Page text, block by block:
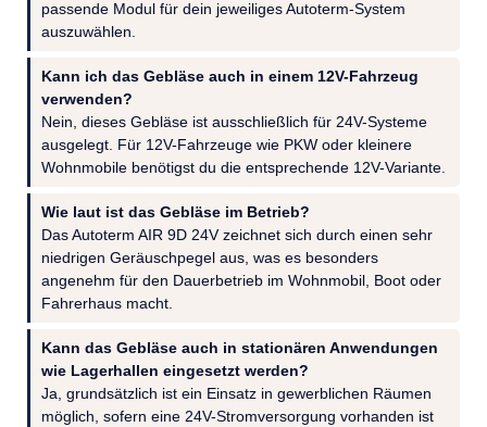
passende Modul für dein jeweiliges Autoterm-System
auszuwählen.
Kann ich das Gebläse auch in einem 12V-Fahrzeug
verwenden?
Nein, dieses Gebläse ist ausschließlich für 24V-Systeme
ausgelegt. Für 12V-Fahrzeuge wie PKW oder kleinere
Wohnmobile benötigst du die entsprechende 12V-Variante.
Wie laut ist das Gebläse im Betrieb?
Das Autoterm AIR 9D 24V zeichnet sich durch einen sehr
niedrigen Geräuschpegel aus, was es besonders
angenehm für den Dauerbetrieb im Wohnmobil, Boot oder
Fahrerhaus macht.
Kann das Gebläse auch in stationären Anwendungen
wie Lagerhallen eingesetzt werden?
Ja, grundsätzlich ist ein Einsatz in gewerblichen Räumen
möglich, sofern eine 24V-Stromversorgung vorhanden ist